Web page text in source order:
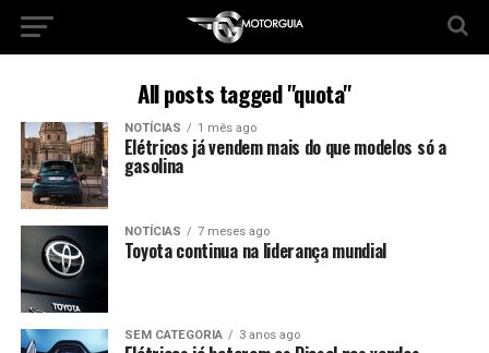
All posts tagged "quota"
NOTÍCIAS 1 mês ago
Elétricos já vendem mais do que modelos só a
gasolina
NOTÍCIAS 7 meses ago
Toyota continua na liderança mundial
SEM CATEGORIA 3 anos ago